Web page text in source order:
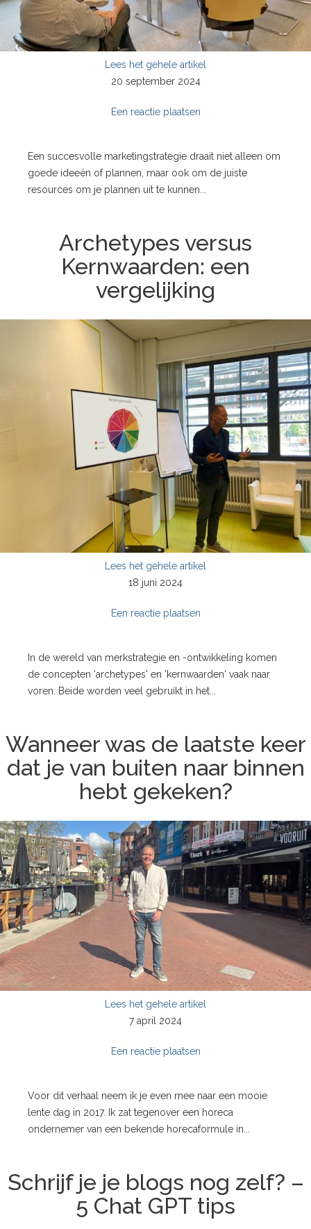
Lees het gehele artikel
20 september 2024
Een reactie plaatsen
Een succesvolle marketingstrategie draait niet alleen om
goede ideeën of plannen, maar ook om de juiste
resources om je plannen uit te kunnen...
Archetypes versus
Kernwaarden: een
vergelijking
Lees het gehele artikel
18 juni 2024
Een reactie plaatsen
In de wereld van merkstrategie en -ontwikkeling komen
de concepten 'archetypes' en 'kernwaarden' vaak naar
voren. Beide worden veel gebruikt in het...
Wanneer was de laatste keer
dat je van buiten naar binnen
hebt gekeken?
Lees het gehele artikel
7 april 2024
Een reactie plaatsen
Voor dit verhaal neem ik je even mee naar een mooie
lente dag in 2017. Ik zat tegenover een horeca
ondernemer van een bekende horecaformule in...
Schrijf je je blogs nog zelf? –
5 Chat GPT tips